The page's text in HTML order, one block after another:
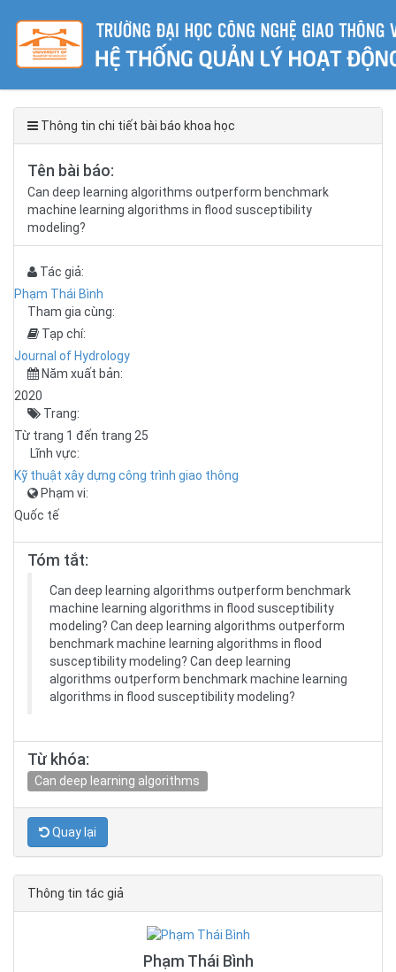
Thông tin chi tiết bài báo khoa học
Tên bài báo:
Can deep learning algorithms outperform benchmark
machine learning algorithms in flood susceptibility
modeling?
Tác giả:
Phạm Thái Bình
Tham gia cùng:
Tạp chí:
Journal of Hydrology
Năm xuất bản:
2020
Trang:
Từ trang 1 đến trang 25
Lĩnh vực:
Kỹ thuật xây dựng công trình giao thông
Phạm vi:
Quốc tế
Tóm tắt:
Can deep learning algorithms outperform benchmark
machine learning algorithms in flood susceptibility
modeling? Can deep learning algorithms outperform
benchmark machine learning algorithms in flood
susceptibility modeling? Can deep learning
algorithms outperform benchmark machine learning
algorithms in flood susceptibility modeling?
Từ khóa:
Can deep learning algorithms
Quay lại
Thông tin tác giả
Phạm Thái Bình